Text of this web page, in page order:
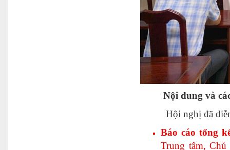
Nội dung và
Hội nghị đã diễn
Báo cáo tổng
Trung tâm,